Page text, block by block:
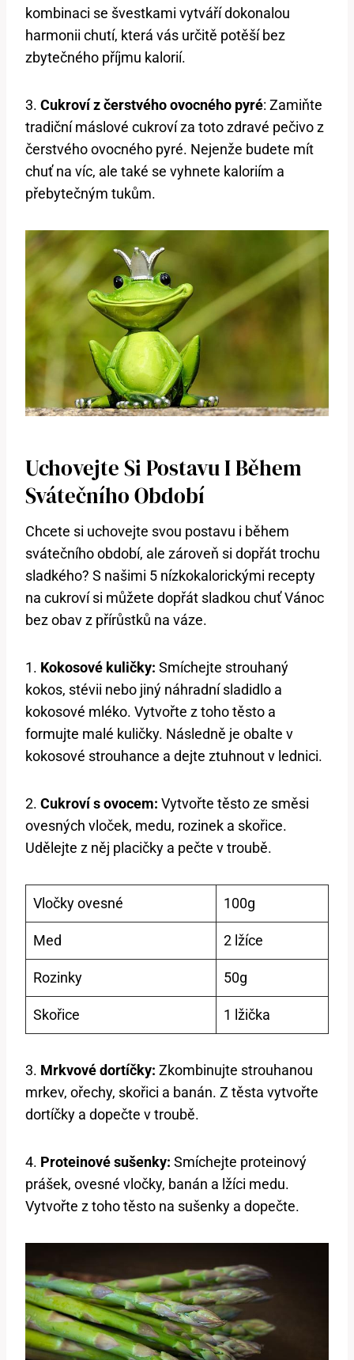
kombinaci se švestkami vytváří dokonalou
harmonii chutí, která vás určitě potěší bez
zbytečného příjmu kalorií.
3. Cukroví z čerstvého ovocného pyré: Zamiňte
tradiční máslové cukroví za toto zdravé pečivo z
čerstvého ovocného pyré. Nejenže budete mít
chuť na víc, ale také se vyhnete kaloriím a
přebytečným tukům.
Uchovejte Si Postavu I Během
Svátečního Období
Chcete si uchovejte svou postavu i během
svátečního období, ale zároveň si dopřát trochu
sladkého? S našimi 5 nízkokalorickými recepty
na cukroví si můžete dopřát sladkou chuť Vánoc
bez obav z přírůstků na váze.
1. Kokosové kuličky: Smíchejte strouhaný
kokos, stévii nebo jiný náhradní sladidlo a
kokosové mléko. Vytvořte z toho těsto a
formujte malé kuličky. Následně je obalte v
kokosové strouhance a dejte ztuhnout v lednici.
2. Cukroví s ovocem: Vytvořte těsto ze směsi
ovesných vloček, medu, rozinek a skořice.
Udělejte z něj placičky a pečte v troubě.
Vločky ovesné 100g
Med 2 lžíce
Rozinky 50g
Skořice 1 lžička
3. Mrkvové dortíčky: Zkombinujte strouhanou
mrkev, ořechy, skořici a banán. Z těsta vytvořte
dortíčky a dopečte v troubě.
4. Proteinové sušenky: Smíchejte proteinový
prášek, ovesné vločky, banán a lžíci medu.
Vytvořte z toho těsto na sušenky a dopečte.